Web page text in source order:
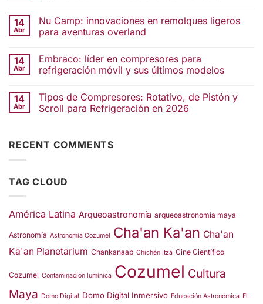
14
Abr
Nu Camp: innovaciones en remolques ligeros
para aventuras overland
14
Abr
Embraco: líder en compresores para
refrigeración móvil y sus últimos modelos
14
Abr
Tipos de Compresores: Rotativo, de Pistón y
Scroll para Refrigeración en 2026
RECENT COMMENTS
TAG CLOUD
América Latina Arqueoastronomía arqueoastronomía maya
Astronomía Astronomía Cozumel Cha'an Ka'an Cha'an
Ka'an Planetarium Chankanaab Chichén Itzá Cine Científico
Cozumel Contaminación lumínica Cozumel Cultura
Maya
Domo Digital Domo Digital Inmersivo Educación Astronómica El